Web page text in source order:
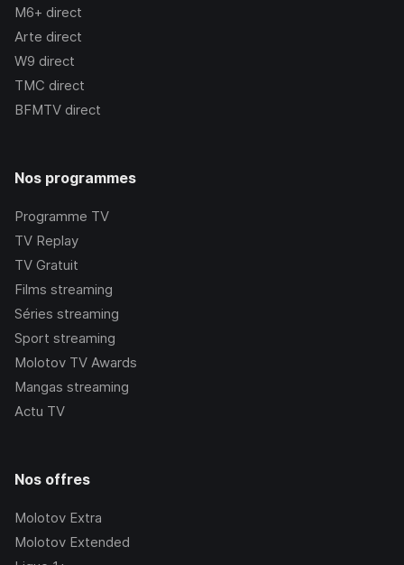
M6+ direct
Arte direct
W9 direct
TMC direct
BFMTV direct
Nos programmes
Programme TV
TV Replay
TV Gratuit
Films streaming
Séries streaming
Sport streaming
Molotov TV Awards
Mangas streaming
Actu TV
Nos offres
Molotov Extra
Molotov Extended